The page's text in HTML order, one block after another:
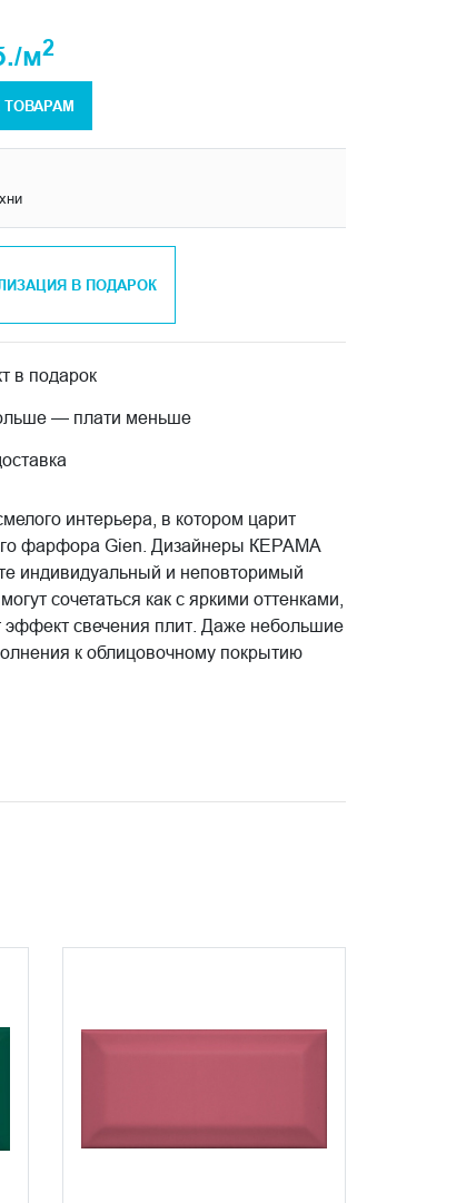
м2
ТОВАРАМ
В ПОДАРОК
в подарок
— плати меньше
интерьера, в котором царит
фарфора Gien. Дизайнеры КЕРАМА
индивидуальный и неповторимый
сочетаться как с яркими оттенками,
эффект свечения плит. Даже небольшие
к облицовочному покрытию